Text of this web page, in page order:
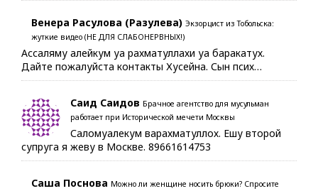
Венера Расулова (Разулева) Экзорцист из Тобольска:
жуткие видео (НЕ ДЛЯ СЛАБОНЕРВНЫХ!)
Ассаляму алейкум уа рахматуллахи уа баракатух.
Дайте пожалуйста контакты Хусейна. Сын псих…
Саид Саидов Брачное агентство для мусульман
работает при Исторической мечети Москвы
Саломуалекум варахматуллох. Ешу второй
супруга я жеву в Москве. 89661614753
Саша Поснова Можно ли женщине носить брюки? Спросите